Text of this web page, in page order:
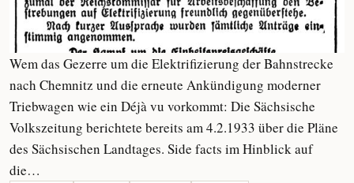
Wem das Gezerre um die Elektrifizierung der Bahnstrecke
nach Chemnitz und die erneute Ankündigung moderner
Triebwagen wie ein Déjà vu vorkommt: Die Sächsische
Volkszeitung berichtete bereits am 4.2.1933 über die Pläne
des Sächsischen Landtages. Side facts im Hinblick auf
die…